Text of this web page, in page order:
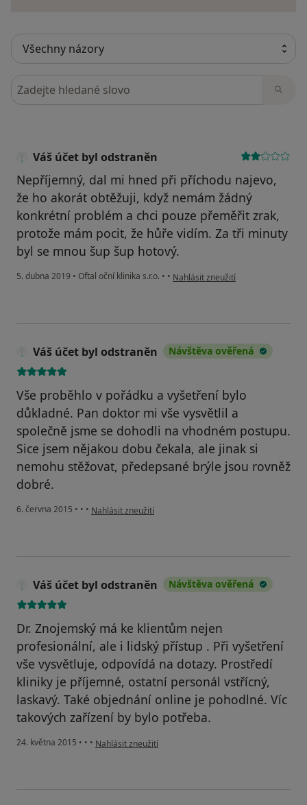
Hledejte v názorech
Váš účet byl odstraněn
Nepříjemný, dal mi hned při příchodu najevo,
že ho akorát obtěžuji, když nemám žádný
konkrétní problém a chci pouze přeměřit zrak,
protože mám pocit, že hůře vidím. Za tři minuty
byl se mnou šup šup hotový.
5. dubna 2019 • Oftal oční klinika s.r.o. • • podle názoru uživatele Váš účet
Nahlásit zneužití
Váš účet byl odstraněn Návštěva ověřená
Vše proběhlo v pořádku a vyšetření bylo
důkladné. Pan doktor mi vše vysvětlil a
společně jsme se dohodli na vhodném postupu.
Sice jsem nějakou dobu čekala, ale jinak si
nemohu stěžovat, předepsané brýle jsou rovněž
dobré.
6. června 2015 • • • podle názoru uživatele Váš účet byl odstraněn
Nahlásit zneužití
Váš účet byl odstraněn Návštěva ověřená
Dr. Znojemský má ke klientům nejen
profesionální, ale i lidský přístup . Při vyšetření
vše vysvětluje, odpovídá na dotazy. Prostředí
kliniky je příjemné, ostatní personál vstřícný,
laskavý. Také objednání online je pohodlné. Víc
takových zařízení by bylo potřeba.
24. května 2015 • • • podle názoru uživatele Váš účet byl odstraněn
Nahlásit zneužití